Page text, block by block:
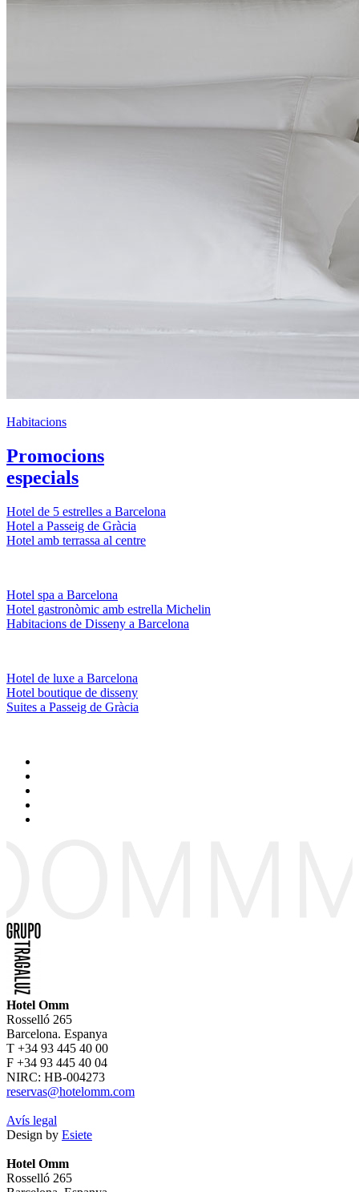
Habitacions
Promocions
especials
Hotel de 5 estrelles a Barcelona
Hotel a Passeig de Gràcia
Hotel amb terrassa al centre
Hotel spa a Barcelona
Hotel gastronòmic amb estrella Michelin
Habitacions de Disseny a Barcelona
Hotel de luxe a Barcelona
Hotel boutique de disseny
Suites a Passeig de Gràcia
Hotel Omm
Rosselló 265
Barcelona. Espanya
T +34 93 445 40 00
F +34 93 445 40 04
NIRC: HB-004273
reservas@hotelomm.com
Avís legal
Design by Esiete
Hotel Omm
Rosselló 265